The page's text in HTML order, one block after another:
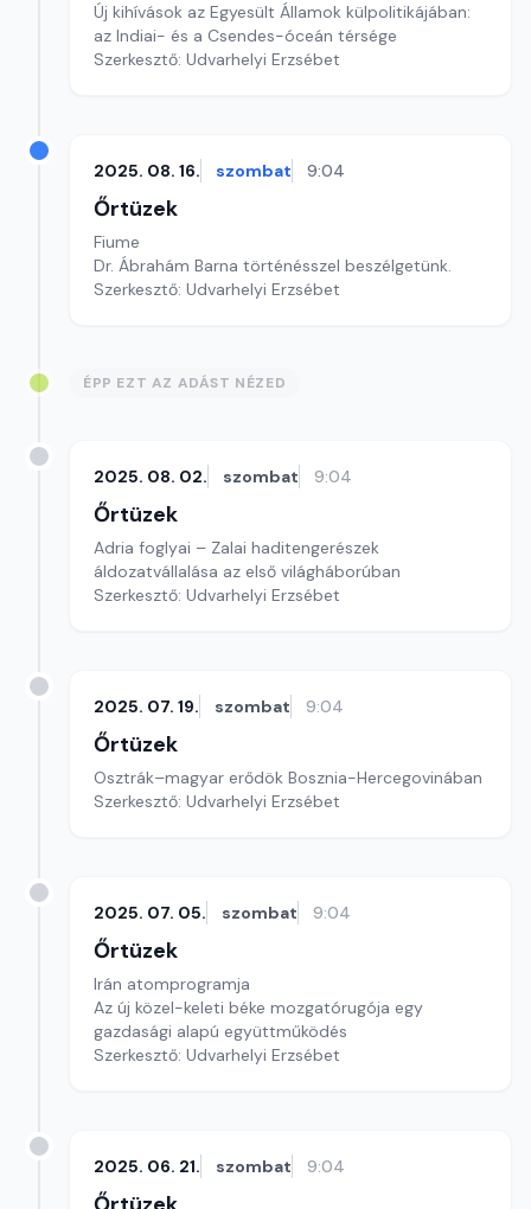
Új kihívások az Egyesült Államok külpolitikájában:
az Indiai- és a Csendes-óceán térsége
Szerkesztő: Udvarhelyi Erzsébet
2025. 08. 16. szombat 9:04
Őrtüzek
Fiume
Dr. Ábrahám Barna történésszel beszélgetünk.
Szerkesztő: Udvarhelyi Erzsébet
ÉPP EZT AZ ADÁST NÉZED
2025. 08. 02. szombat 9:04
Őrtüzek
Adria foglyai – Zalai haditengerészek
áldozatvállalása az első világháborúban
Szerkesztő: Udvarhelyi Erzsébet
2025. 07. 19. szombat 9:04
Őrtüzek
Osztrák–magyar erődök Bosznia-Hercegovinában
Szerkesztő: Udvarhelyi Erzsébet
2025. 07. 05. szombat 9:04
Őrtüzek
Irán atomprogramja
Az új közel-keleti béke mozgatórugója egy
gazdasági alapú együttműködés
Szerkesztő: Udvarhelyi Erzsébet
2025. 06. 21. szombat 9:04